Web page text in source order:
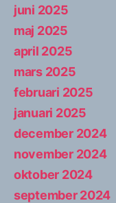
juni 2025
maj 2025
april 2025
mars 2025
februari 2025
januari 2025
december 2024
november 2024
oktober 2024
september 2024